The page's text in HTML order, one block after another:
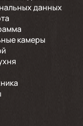
данных
камеры